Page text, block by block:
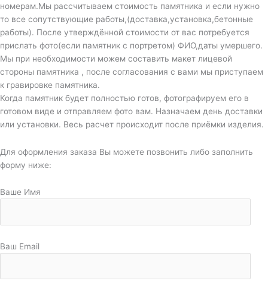
номерам.Мы рассчитываем стоимость памятника и если нужно
то все сопутствующие работы,(доставка,установка,бетонные
работы). После утверждённой стоимости от вас потребуется
прислать фото(если памятник с портретом) ФИО,даты умершего.
Мы при необходимости можем составить макет лицевой
стороны памятника , после согласования с вами мы приступаем
к гравировке памятника.
Когда памятник будет полностью готов, фотографируем его в
готовом виде и отправляем фото вам. Назначаем день доставки
или установки. Весь расчет происходит после приёмки изделия.
Для оформления заказа Вы можете позвонить либо заполнить
форму ниже:
Ваше Имя
Ваш Email